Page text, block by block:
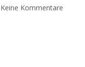
Keine Kommentare